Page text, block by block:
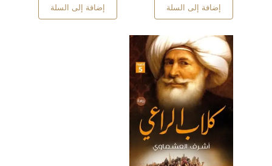
إضافة إلى السلة إضافة إلى السلة